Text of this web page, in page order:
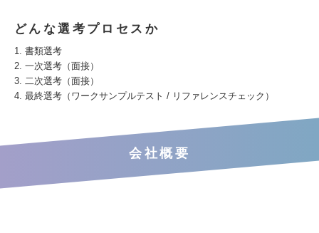
どんな選考プロセスか
1. 書類選考
2. 一次選考（面接）
3. 二次選考（面接）
4. 最終選考（ワークサンプルテスト / リファレンスチェック）
会社概要